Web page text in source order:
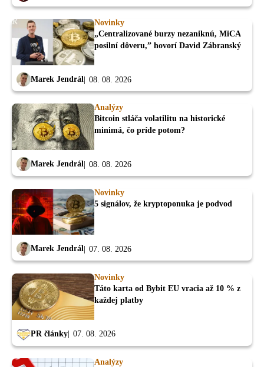
Novinky
„Centralizované burzy nezaniknú, MiCA
posilní dôveru,” hovorí David Zábranský
Marek Jendrál 08. 08. 2026
Analýzy
Bitcoin stláča volatilitu na historické
minimá, čo príde potom?
Marek Jendrál 08. 08. 2026
Novinky
5 signálov, že kryptoponuka je podvod
Marek Jendrál 07. 08. 2026
Novinky
Táto karta od Bybit EU vracia až 10 % z
každej platby
PR články 07. 08. 2026
Analýzy